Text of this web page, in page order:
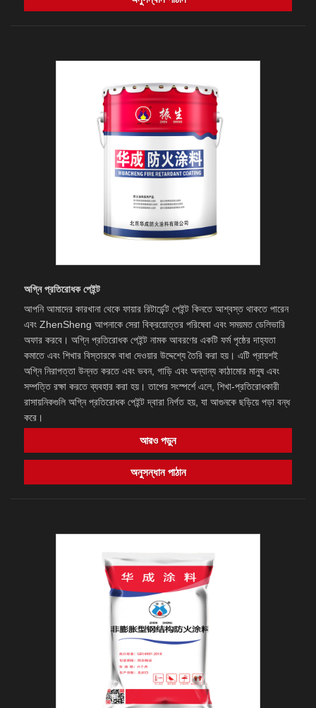
অগ্নি প্রতিরোধক পেইন্ট
আপনি আমাদের কারখানা থেকে ফায়ার রিটার্ডেন্ট পেইন্ট কিনতে আশ্বস্ত থাকতে পারেন
এবং ZhenSheng আপনাকে সেরা বিক্রয়োত্তর পরিষেবা এবং সময়মত ডেলিভারি
অফার করবে। অগ্নি প্রতিরোধক পেইন্ট নামক আবরণের একটি ফর্ম পৃষ্ঠের দাহ্যতা
কমাতে এবং শিখার বিস্তারকে বাধা দেওয়ার উদ্দেশ্যে তৈরি করা হয়। এটি প্রায়শই
অগ্নি নিরাপত্তা উন্নত করতে এবং ভবন, গাড়ি এবং অন্যান্য কাঠামোর মানুষ এবং
সম্পত্তি রক্ষা করতে ব্যবহার করা হয়। তাপের সংস্পর্শে এলে, শিখা-প্রতিরোধকারী
রাসায়নিকগুলি অগ্নি প্রতিরোধক পেইন্ট দ্বারা নির্গত হয়, যা আগুনকে ছড়িয়ে পড়া বন্ধ
করে।
আরও পড়ুন
অনুসন্ধান পাঠান